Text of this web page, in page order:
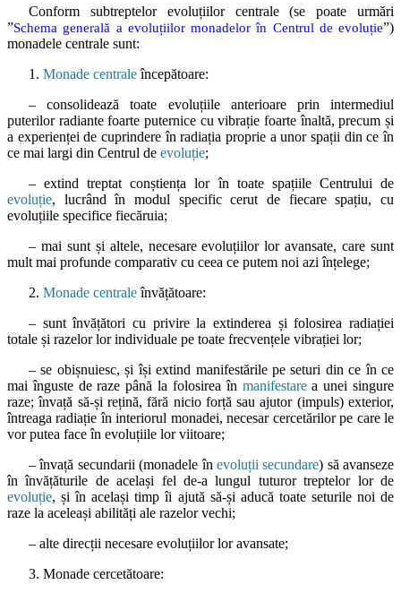
Conform subtreptelor evoluțiilor centrale (se poate urmări
”Schema generală a evoluțiilor monadelor în Centrul de evoluție”)
monadele centrale sunt:
1. Monade centraleîncepătoare:
– consolidează toate evoluțiile anterioare prin intermediul
puterilor radiante foarte puternice cu vibrație foarte înaltă, precum și
a experienței de cuprindere în radiația proprie a unor spații din ce în
ce mai largi din Centrul de evoluție;
– extind treptat conștiența lor în toate spațiile Centrului de
evoluție, lucrând în modul specific cerut de fiecare spațiu, cu
evoluțiile specifice fiecăruia;
– mai sunt și altele, necesare evoluțiilor lor avansate, care sunt
mult mai profunde comparativ cu ceea ce putem noi azi înțelege;
2. Monade centraleînvățătoare:
– sunt învățători cu privire la extinderea și folosirea radiației
totale și razelor lor individuale pe toate frecvențele vibrației lor;
– se obișnuiesc, și își extind manifestările pe seturi din ce în ce
mai înguste de raze până la folosirea în manifestarea unei singure
raze; învață să-și rețină, fără nicio forță sau ajutor (impuls) exterior,
întreaga radiație în interiorul monadei, necesar cercetărilor pe care le
vor putea face în evoluțiile lor viitoare;
– învață secundarii (monadele în evoluții secundare) să avanseze
în învățăturile de același fel de-a lungul tuturor treptelor lor de
evoluție, și în același timp îi ajută să-și aducă toate seturile noi de
raze la aceleași abilități ale razelor vechi;
– alte direcții necesare evoluțiilor lor avansate;
3. Monade cercetătoare: